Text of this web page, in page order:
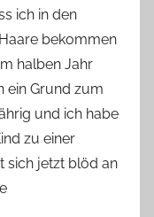
v
o
n
n
e
ich in den
bekommen
halben Jahr
ein Grund zum
und ich habe
zu einer
sich jetzt blöd an